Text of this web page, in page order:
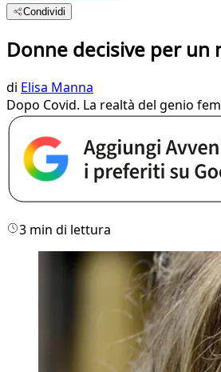
Condividi
Donne decisive per
di Elisa Manna
Dopo Covid. La realtà del genio
3 min di lettura